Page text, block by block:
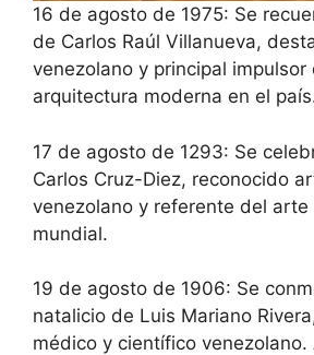
16 de agosto de 1975: Se
de Carlos Raúl Villanueva,
venezolano y principal impulsor
arquitectura moderna en el
17 de agosto de 1293: Se
Carlos Cruz-Diez, reconocido
venezolano y referente del arte
mundial.
19 de agosto de 1906: Se
natalicio de Luis Mariano
médico y científico venezolano.